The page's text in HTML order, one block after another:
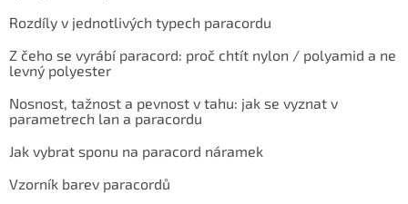
Rozdíly v jednotlivých typech paracordu
Z čeho se vyrábí paracord: proč chtít nylon / polyamid a ne
levný polyester
Nosnost, tažnost a pevnost v tahu: jak se vyznat v
parametrech lan a paracordu
Jak vybrat sponu na paracord náramek
Vzorník barev paracordů